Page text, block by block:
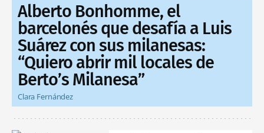
Alberto Bonhomme, el
barcelonés que desafía a Luis
Suárez con sus milanesas:
“Quiero abrir mil locales de
Berto’s Milanesa”
Clara Fernández